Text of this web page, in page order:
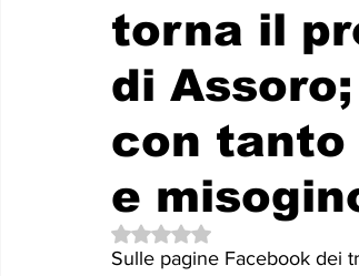
Con gli occhi di uno Zoomer
Le memorie di donna Prizzita.
LEONFORTE 2040
torna il
di
con tanto
e
Valutazione NaN stelle su 5.
Sulle pagine Facebook dei